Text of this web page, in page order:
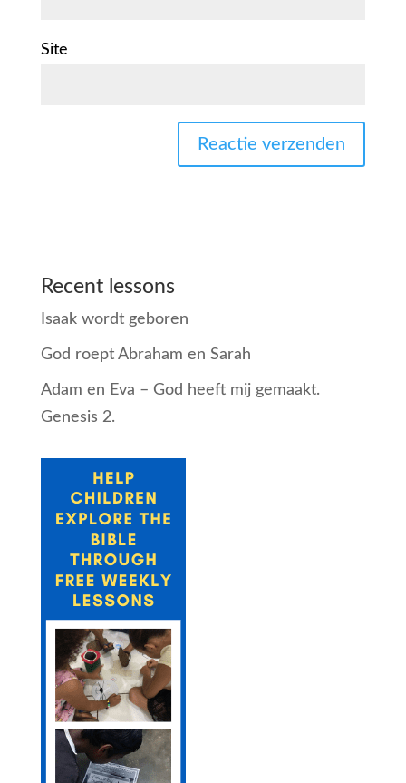
Site
Recent lessons
Isaak wordt geboren
God roept Abraham en Sarah
Adam en Eva – God heeft mij gemaakt.
Genesis 2.